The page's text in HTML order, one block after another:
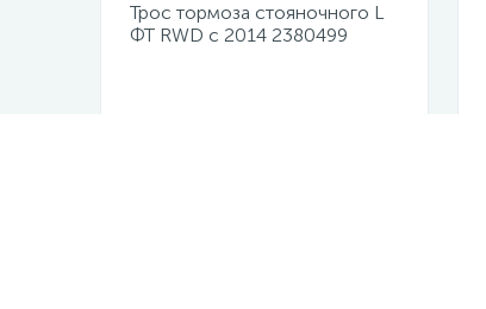
Трос тормоза стояночного L
ФТ RWD с 2014 2380499